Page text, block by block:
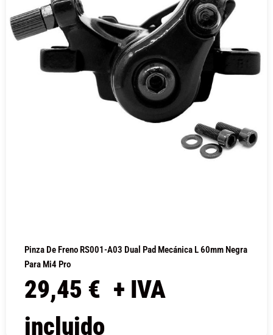
Pinza De Freno RS001-A03 Dual Pad Mecánica L 60mm Negra
Para Mi4 Pro
29,45 € + IVA
incluido